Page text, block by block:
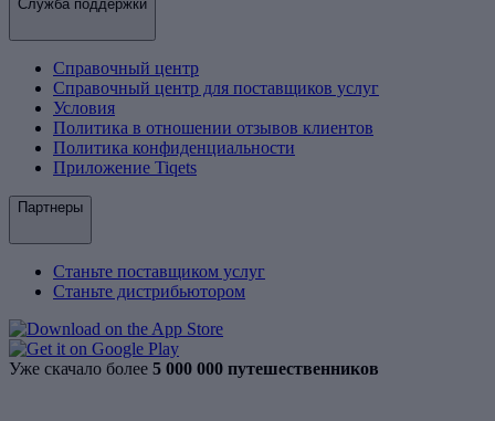
Служба поддержки
Справочный центр
Справочный центр для поставщиков услуг
Условия
Политика в отношении отзывов клиентов
Политика конфиденциальности
Приложение Tiqets
Партнеры
Станьте поставщиком услуг
Станьте дистрибьютором
Уже скачало более 5 000 000 путешественников